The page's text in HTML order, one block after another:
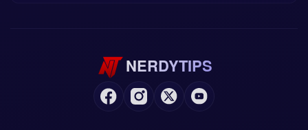
NERDYTIPS